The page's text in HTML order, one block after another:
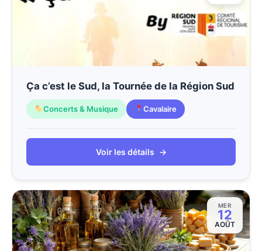
Ça c’est le Sud, la Tournée de la Région Sud
Concerts & Musique Cavalaire
Voir les détails →
MER
12
AOÛT